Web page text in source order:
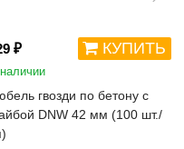
₽ КУПИТЬ
гвозди по бетону с
DNW 42 мм (100 шт./